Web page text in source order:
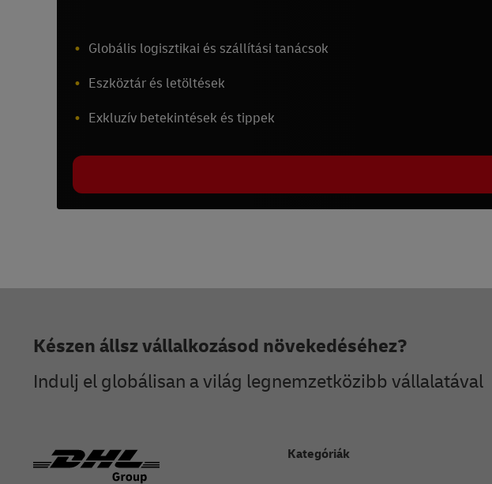
Globális logisztikai és szállítási tanácsok
Eszköztár és letöltések
Exkluzív betekintések és tippek
Készen állsz vállalkozásod növekedéséhez?
Indulj el globálisan a világ legnemzetközibb vállalatával
Kategóriák